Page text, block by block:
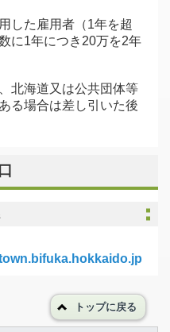
した雇用者（1年を超
に1年につき20万を2年
北海道又は公共団体等
る場合は差し引いた後
トップに戻る